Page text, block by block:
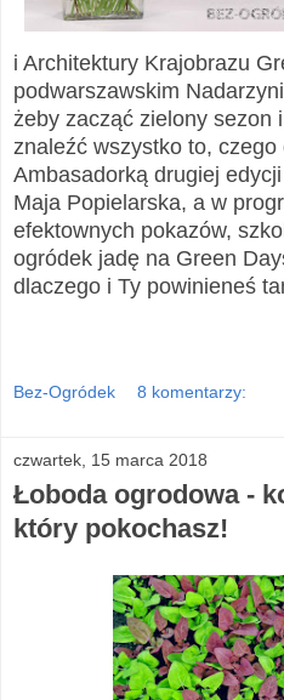
i Architektury Krajobrazu
podwarszawskim
żeby zacząć zielony sezon
znaleźć wszystko to, czego
Ambasadorką drugiej
Maja Popielarska, a w
efektownych pokazów,
ogródek jadę na Green
dlaczego i Ty powinieneś
Bez-Ogródek 8 komentarzy:
czwartek, 15 marca 2018
Łoboda ogrodowa -
który pokochasz!